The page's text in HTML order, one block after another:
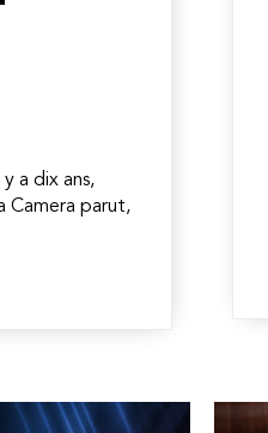
a dix ans,
Camera parut,